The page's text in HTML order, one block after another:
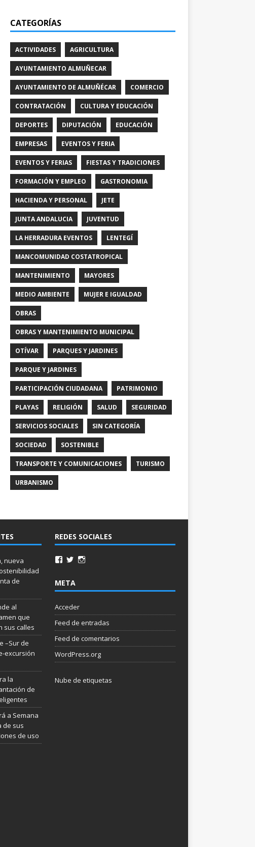
CATEGORÍAS
ACTIVIDADES AGRICULTURA
AYUNTAMIENTO ALMUÑECAR
AYUNTAMIENTO DE ALMUÑÉCAR COMERCIO
CONTRATACIÓN CULTURA Y EDUCACIÓN
DEPORTES DIPUTACIÓN EDUCACIÓN
EMPRESAS EVENTOS Y FERIA
EVENTOS Y FERIAS FIESTAS Y TRADICIONES
FORMACIÓN Y EMPLEO GASTRONOMIA
HACIENDA Y PERSONAL JETE
JUNTA ANDALUCIA JUVENTUD
LA HERRADURA EVENTOS LENTEGÍ
MANCOMUNIDAD COSTATROPICAL
MANTENIMIENTO MAYORES
MEDIO AMBIENTE MUJER E IGUALDAD
OBRAS
OBRAS Y MANTENIMIENTO MUNICIPAL
OTÍVAR PARQUES Y JARDINES
PARQUE Y JARDINES
PARTICIPACIÓN CIUDADANA PATRIMONIO
PLAYAS RELIGIÓN SALUD SEGURIDAD
SERVICIOS SOCIALES SIN CATEGORÍA
SOCIEDAD SOSTENIBLE
TRANSPORTE Y COMUNICACIONES TURISMO
URBANISMO
nueva
de
al
que
sus calles
–Sur de
excursión
la
de
a Semana
de sus
de uso
REDES SOCIALES
META
Acceder
Feed de entradas
Feed de comentarios
WordPress.org
Nube de etiquetas